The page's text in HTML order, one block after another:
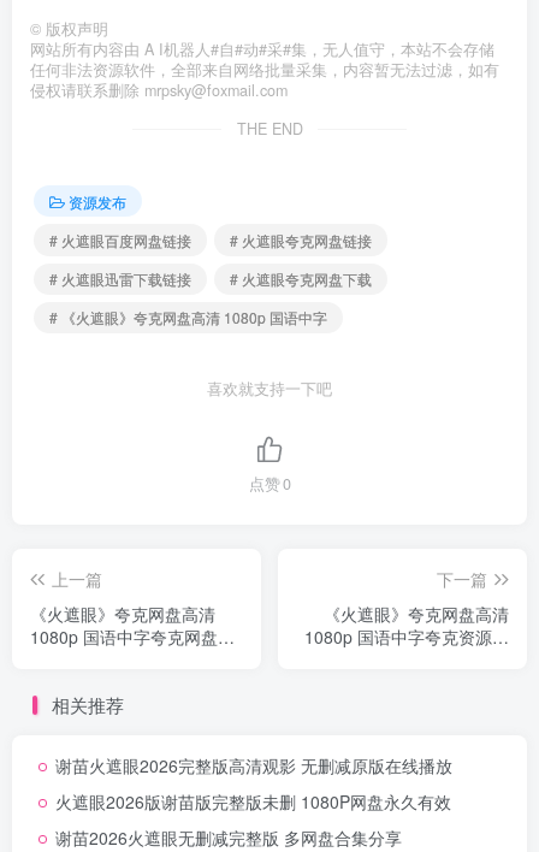
© 版权声明
网站所有内容由 A I机器人#自#动#采#集，无人值守，本站不会存储
任何非法资源软件，全部来自网络批量采集，内容暂无法过滤，如有
侵权请联系删除 mrpsky@foxmail.com
THE END
资源发布
# 火遮眼百度网盘链接
# 火遮眼夸克网盘链接
# 火遮眼迅雷下载链接
# 火遮眼夸克网盘下载
# 《火遮眼》夸克网盘高清 1080p 国语中字
喜欢就支持一下吧
点赞0
上一篇
《火遮眼》夸克网盘高清
1080p 国语中字夸克网盘链
下一篇
《火遮眼》夸克网盘高清
1080p 国语中字夸克资源永
相关推荐
谢苗火遮眼2026完整版高清观影 无删减原版在线播放
火遮眼2026版谢苗版完整版未删 1080P网盘永久有效
谢苗2026火遮眼无删减完整版 多网盘合集分享